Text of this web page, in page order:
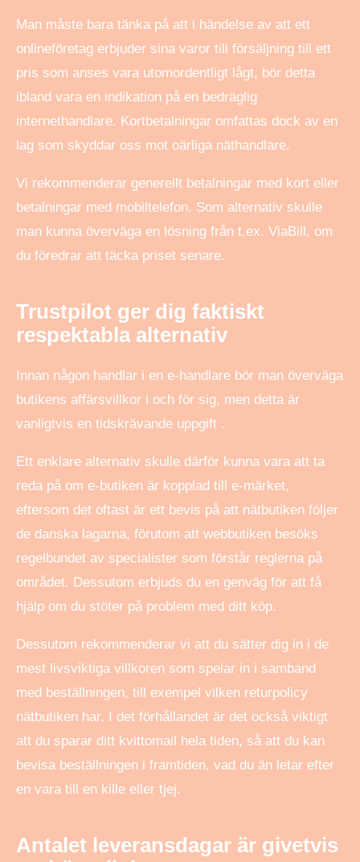
Man måste bara tänka på att i händelse av att ett
onlineföretag erbjuder sina varor till försäljning till ett
pris som anses vara utomordentligt lågt, bör detta
ibland vara en indikation på en bedräglig
internethandlare. Kortbetalningar omfattas dock av en
lag som skyddar oss mot oärliga näthandlare.
Vi rekommenderar generellt betalningar med kort eller
betalningar med mobiltelefon. Som alternativ skulle
man kunna överväga en lösning från t.ex. ViaBill, om
du föredrar att täcka priset senare.
Trustpilot ger dig faktiskt
respektabla alternativ
Innan någon handlar i en e-handlare bör man överväga
butikens affärsvillkor i och för sig, men detta är
vanligtvis en tidskrävande uppgift .
Ett enklare alternativ skulle därför kunna vara att ta
reda på om e-butiken är kopplad till e-märket,
eftersom det oftast är ett bevis på att nätbutiken följer
de danska lagarna, förutom att webbutiken besöks
regelbundet av specialister som förstår reglerna på
området. Dessutom erbjuds du en genväg för att få
hjälp om du stöter på problem med ditt köp.
Dessutom rekommenderar vi att du sätter dig in i de
mest livsviktiga villkoren som spelar in i samband
med beställningen, till exempel vilken returpolicy
nätbutiken har. I det förhållandet är det också viktigt
att du sparar ditt kvittomail hela tiden, så att du kan
bevisa beställningen i framtiden, vad du än letar efter
en vara till en kille eller tjej.
Antalet leveransdagar är givetvis